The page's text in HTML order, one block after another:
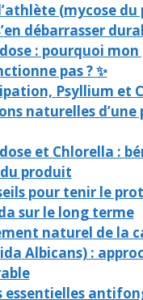
(mycose du
débarrasser
: pourquoi
pas ? ✨
Psyllium et
naturelles d’une
et Chlorella :
produit
pour tenir le
sur le long terme
naturel de la
Albicans) :
essentielles